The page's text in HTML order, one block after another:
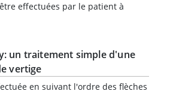
effectuées par le patient à
un traitement simple d'une
vertige
en suivant l'ordre des flèches